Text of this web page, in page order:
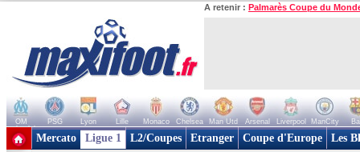
A retenir : Palmarès Coupe du
OM PSG Lyon Lille Monaco Chelsea Man Utd Arsenal Liverpool ManCity
+ de clubs
Mercato Ligue 1 L2/Coupes Etranger Coupe d'Europe Les